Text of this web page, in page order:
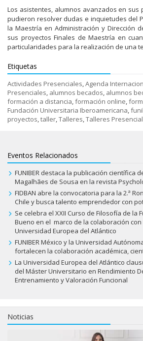
Los asistentes, alumnos avanzados en sus
pudieron resolver dudas e inquietudes del
la Maestría en Administración y Dirección
sus proyectos Finales de Maestría en
particularidades para la realización de una
Etiquetas
Actividades Presenciales Agenda
Presenciales alumnos becados alumnos
formación a distancia formación online
Fundación Universitaria Iberoamericana
proyectos taller Talleres Talleres
Eventos Relacionados
FUNIBER destaca la publicación científica
Magalhães de Sousa en la revista
FIDBAN abre la convocatoria para la 2.ª
Chile y busca talento emprendedor con
Se celebra el XXII Curso de Filosofía de la
Bueno en el marco de la colaboración con
Universidad Europea del Atlántico
FUNIBER México y la Universidad
fortalecen la colaboración académica,
La Universidad Europea del Atlántico
del Máster Universitario en Rendimiento
Entrenamiento y Valoración Funcional
Noticias